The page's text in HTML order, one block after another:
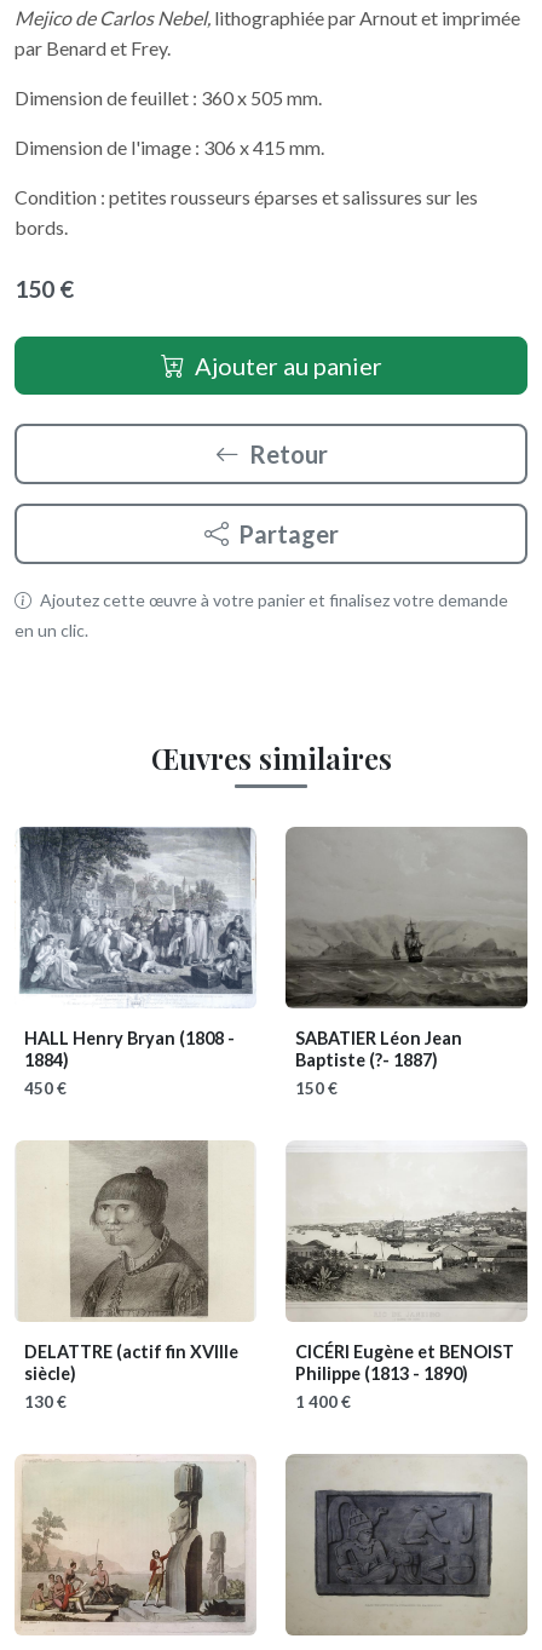
Mejico de Carlos Nebel, lithographiée par Arnout et imprimée
par Benard et Frey.
Dimension de feuillet : 360 x 505 mm.
Dimension de l'image : 306 x 415 mm.
Condition : petites rousseurs éparses et salissures sur les
bords.
150 €
Ajouter au panier
Retour
Partager
Ajoutez cette œuvre à votre panier et finalisez votre demande
en un clic.
Œuvres similaires
HALL Henry Bryan (1808 -
1884)
450 €
SABATIER Léon Jean
Baptiste (?- 1887)
150 €
DELATTRE (actif fin XVIIIe
siècle)
130 €
CICÉRI Eugène et BENOIST
Philippe (1813 - 1890)
1 400 €